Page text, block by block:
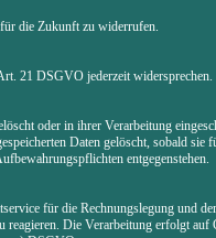
die Zukunft zu widerrufen.
21 DSGVO jederzeit widersprechen.
oder in ihrer Verarbeitung
Daten gelöscht, sobald sie
entgegenstehen.
für die Rechnungslegung und
reagieren. Die Verarbeitung erfolgt auf